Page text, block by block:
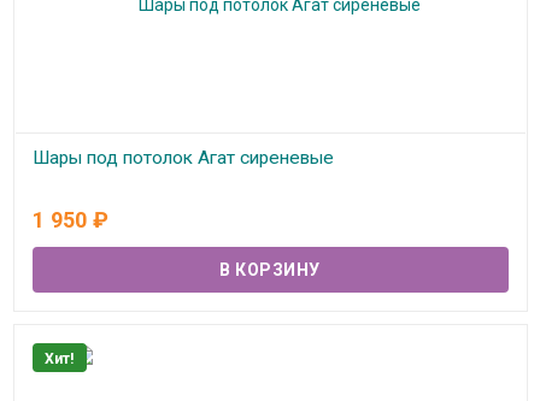
Шары под потолок Агат сиреневые
1 950 ₽
Хит!